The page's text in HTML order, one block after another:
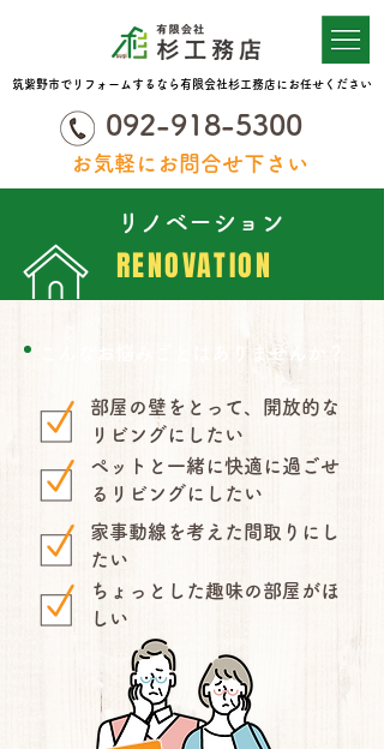
092-918-5300
お気軽にお問合せ下さい
筑紫野市でリフォームするなら有限会社杉工務店にお任せください
RENOVATION
リノベーション
こんなお悩みごとはありませんか？
部屋の壁をとって、開放的な
リビングにしたい
ペットと一緒に快適に過ごせ
るリビングにしたい
家事動線を考えた間取りにし
たい
ちょっとした趣味の部屋がほ
しい